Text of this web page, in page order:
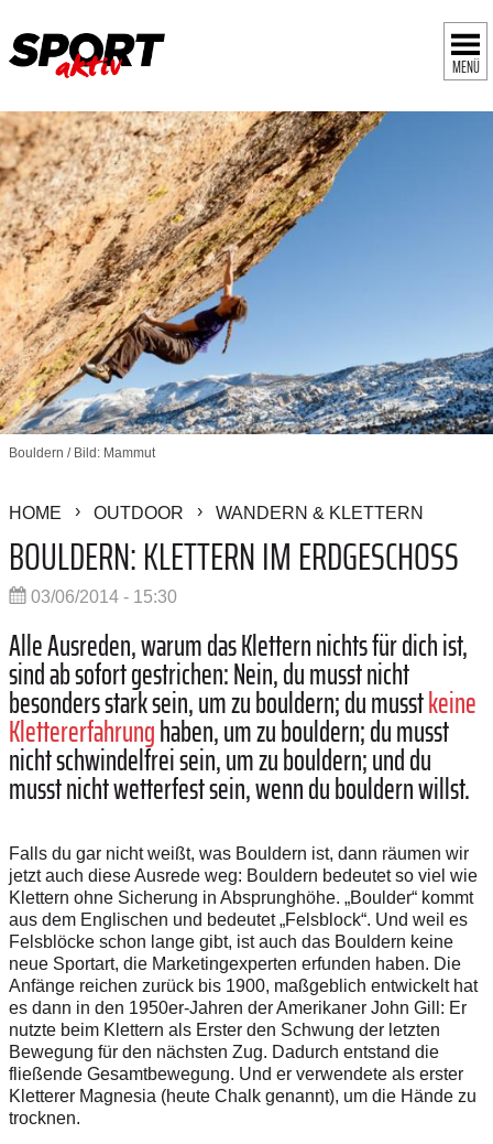
MENÜ
Bouldern / Bild: Mammut
HOME OUTDOOR WANDERN & KLETTERN
BOULDERN: KLETTERN IM ERDGESCHOSS
03/06/2014 - 15:30
Alle Ausreden, warum das Klettern nichts für dich ist,
sind ab sofort gestrichen: Nein, du musst nicht
besonders stark sein, um zu bouldern; du musstkeine
Klettererfahrunghaben,­ um zu bouldern; du musst
nicht schwindelfrei sein, um zu bouldern; und du
musst nicht wetterfest sein, wenn du bouldern willst.
Falls du gar nicht weißt, was Bouldern ist, dann räumen wir
jetzt auch diese Ausrede weg: Bouldern bedeutet so viel wie
Klettern ohne Siche­rung in Absprunghöhe. „Boulder“ kommt
aus dem Englischen und bedeutet „Felsblock“. Und weil es
Felsblöcke schon lange gibt, ist auch das Bouldern keine
neue Sportart, die Marketingexperten erfunden haben. Die
Anfänge reichen zurück bis 1900, maßgeblich entwickelt hat
es dann in den 1950er-Jahren der Amerikaner John Gill: Er
nutzte beim Klettern als Erster den Schwung der letzten
Bewegung für den nächsten Zug. Dadurch entstand die
fließende Gesamtbewegung. Und er verwendete als erster
Kletterer Magnesia (heute Chalk genannt), um die Hände zu
trocknen.